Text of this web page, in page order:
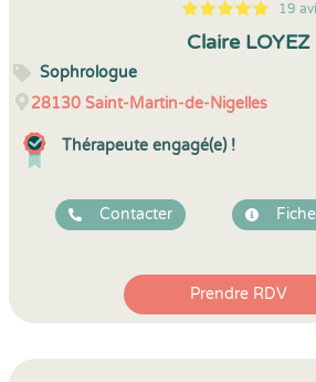
5
1
5
19 19
Claire LOYEZ
Sophrologue
28130 Saint-Martin-de-Nigelles
Thérapeute engagé(e) !
Contacter
Prendre RDV